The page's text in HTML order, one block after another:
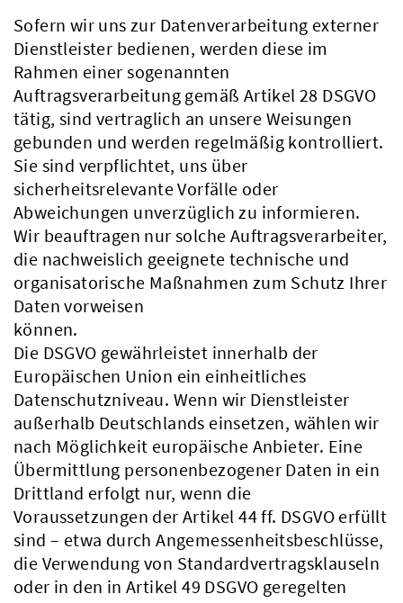
Sofern wir uns zur Datenverarbeitung externer
Dienstleister bedienen, werden diese im
Rahmen einer sogenannten
Auftragsverarbeitung gemäß Artikel 28 DSGVO
tätig, sind vertraglich an unsere Weisungen
gebunden und werden regelmäßig kontrolliert.
Sie sind verpflichtet, uns über
sicherheitsrelevante Vorfälle oder
Abweichungen unverzüglich zu informieren.
Wir beauftragen nur solche Auftragsverarbeiter,
die nachweislich geeignete technische und
organisatorische Maßnahmen zum Schutz Ihrer
Daten vorweisen
können.
Die DSGVO gewährleistet innerhalb der
Europäischen Union ein einheitliches
Datenschutzniveau. Wenn wir Dienstleister
außerhalb Deutschlands einsetzen, wählen wir
nach Möglichkeit europäische Anbieter. Eine
Übermittlung personenbezogener Daten in ein
Drittland erfolgt nur, wenn die
Voraussetzungen der Artikel 44 ff. DSGVO erfüllt
sind – etwa durch Angemessenheitsbeschlüsse,
die Verwendung von Standardvertragsklauseln
oder in den in Artikel 49 DSGVO geregelten